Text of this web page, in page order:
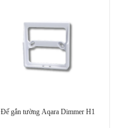
Đế gắn tường Aqara Dimmer H1